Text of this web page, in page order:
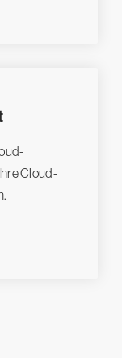
Cloud-